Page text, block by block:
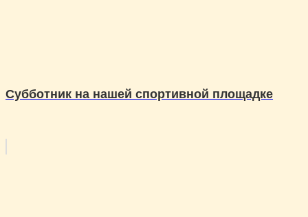
Субботник на нашей спортивной площадке